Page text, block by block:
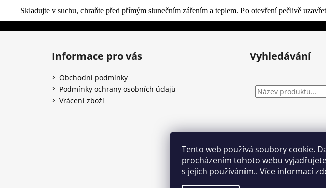
Tento web používá soubory cookie.
procházením tohoto webu
s jejich používáním.. Více informací
Skladujte v suchu, chraňte před přímým slunečním zářením a teplem. Po otevření pečlivě
Z
Informace pro vás
Obchodní podmínky
Podmínky ochrany osobních údajů
Vrácení zboží
Vyhledávání